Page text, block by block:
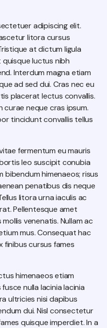
adipiscing elit.
litora cursus
at dictum ligula
luctus nibh
Interdum magna etiam
ad sed dui. Cras nec eu
placerat lectus convallis.
curae neque cras ipsum.
tincidunt convallis tellus
fermentum eu mauris
leo suscipit conubia
himenaeos; risus
penatibus dis neque
litora urna iaculis ac
Pellentesque amet
venenatis. Nullam ac
mus. Consequat hac
finibus cursus fames
himenaeos etiam
nulla lacinia lacinia
ultricies nisi dapibus
dui. Nisl consectetur
quisque imperdiet. In a